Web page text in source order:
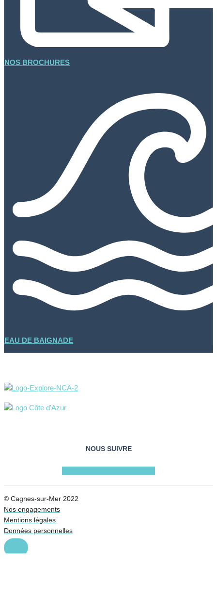
NOS BROCHURES
EAU DE BAIGNADE
NOUS SUIVRE
© Cagnes-sur-Mer 2022
Nos engagements
Mentions légales
Données personnelles